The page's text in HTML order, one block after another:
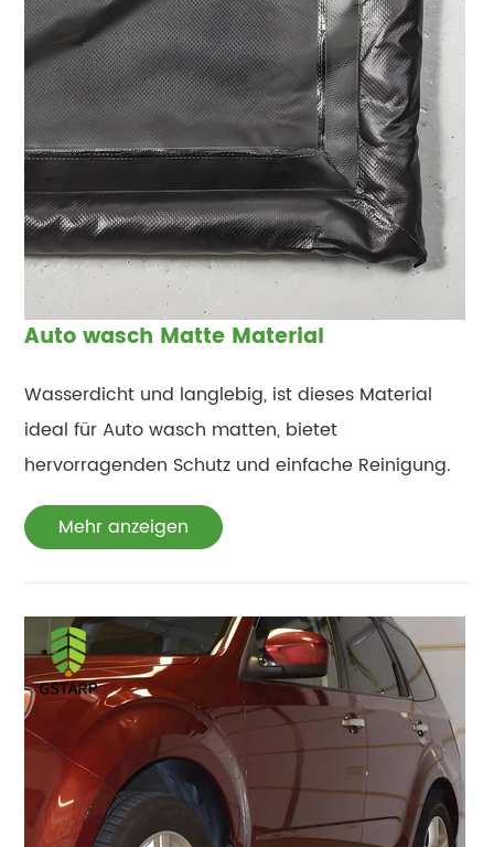
Auto wasch Matte Material
Wasserdicht und langlebig, ist dieses Material
ideal für Auto wasch matten, bietet
hervorragenden Schutz und einfache Reinigung.
Mehr anzeigen